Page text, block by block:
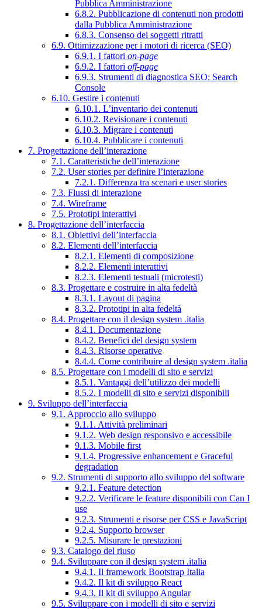
Pubblica Amministrazione
6.8.2. Pubblicazione di contenuti non prodotti
dalla Pubblica Amministrazione
6.8.3. Consenso dei soggetti ritratti
6.9. Ottimizzazione per i motori di ricerca (SEO)
6.9.1. I fattori on-page
6.9.2. I fattori off-page
6.9.3. Strumenti di diagnostica SEO: Search
Console
6.10. Gestire i contenuti
6.10.1. L’inventario dei contenuti
6.10.2. Revisionare i contenuti
6.10.3. Migrare i contenuti
6.10.4. Pubblicare i contenuti
7. Progettazione dell’interazione
7.1. Caratteristiche dell’interazione
7.2. User stories per definire l’interazione
7.2.1. Differenza tra scenari e user stories
7.3. Flussi di interazione
7.4. Wireframe
7.5. Prototipi interattivi
8. Progettazione dell’interfaccia
8.1. Obiettivi dell’interfaccia
8.2. Elementi dell’interfaccia
8.2.1. Elementi di composizione
8.2.2. Elementi interattivi
8.2.3. Elementi testuali (microtesti)
8.3. Progettare e costruire in alta fedeltà
8.3.1. Layout di pagina
8.3.2. Prototipi in alta fedeltà
8.4. Progettare con il design system .italia
8.4.1. Documentazione
8.4.2. Benefici del design system
8.4.3. Risorse operative
8.4.4. Come contribuire al design system .italia
8.5. Progettare con i modelli di sito e servizi
8.5.1. Vantaggi dell’utilizzo dei modelli
8.5.2. I modelli di sito e servizi disponibili
9. Sviluppo dell’interfaccia
9.1. Approccio allo sviluppo
9.1.1. Attività preliminari
9.1.2. Web design responsivo e accessibile
9.1.3. Mobile first
9.1.4. Progressive enhancement e Graceful
degradation
9.2. Strumenti di supporto allo sviluppo del software
9.2.1. Feature detection
9.2.2. Verificare le feature disponibili con Can I
use
9.2.3. Strumenti e risorse per CSS e JavaScript
9.2.4. Supporto browser
9.2.5. Misurare le prestazioni
9.3. Catalogo del riuso
9.4. Sviluppare con il design system .italia
9.4.1. Il framework Bootstrap Italia
9.4.2. Il kit di sviluppo React
9.4.3. Il kit di sviluppo Angular
9.5. Sviluppare con i modelli di sito e servizi